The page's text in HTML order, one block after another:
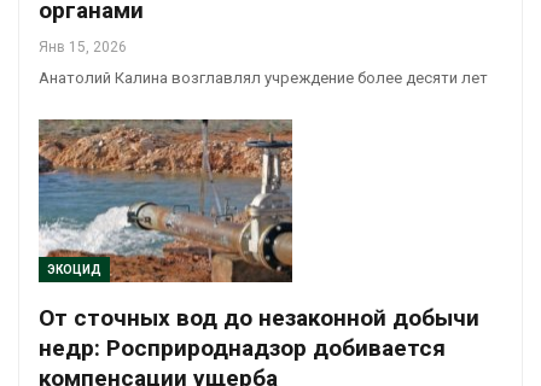
органами
Янв 15, 2026
Анатолий Калина возглавлял учреждение более десяти лет
ЭКОЦИД
От сточных вод до незаконной добычи
недр: Росприроднадзор добивается
компенсации ущерба